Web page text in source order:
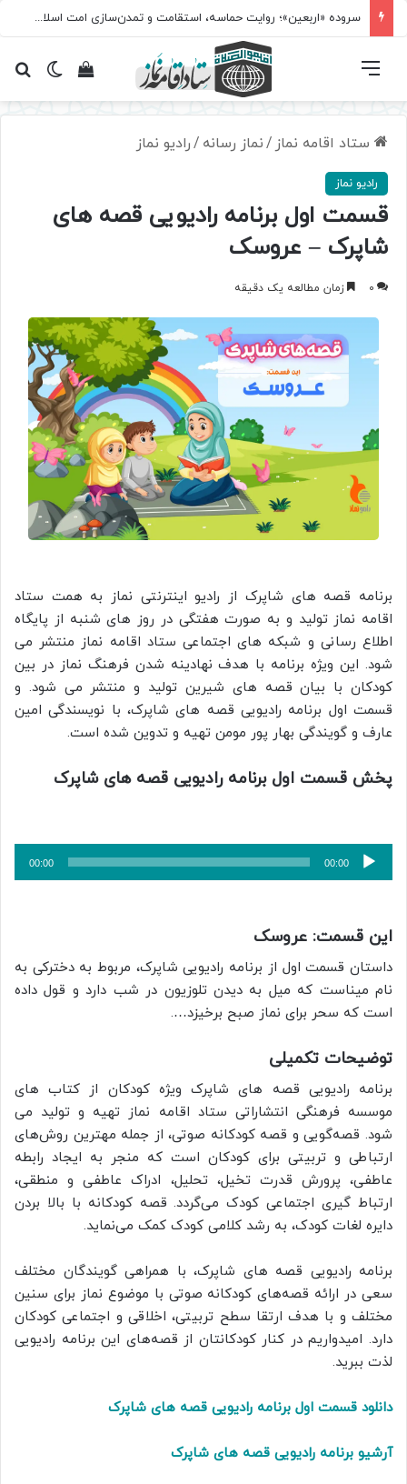
سروده‌ «اربعین»؛ روایت حماسه، استقامت و تمدن‌سازی امت اسلامی
تغییرمشاهده فهرست
ستاد اقامه نماز /نماز رسانه /رادیو نماز
رادیو نماز
قسمت اول برنامه رادیویی قصه های
شاپرک – عروسک
0 زمان مطالعه یک دقیقه
برنامه قصه های شاپرک از رادیو اینترنتی نماز به همت ستاد
اقامه نماز تولید و به صورت هفتگی در روز های شنبه از پایگاه
اطلاع رسانی و شبکه های اجتماعی ستاد اقامه نماز منتشر می
شود. این ویژه برنامه با هدف نهادینه شدن فرهنگ نماز در بین
کودکان با بیان قصه های شیرین تولید و منتشر می شود. و
قسمت اول برنامه رادیویی قصه های شاپرک، با نویسندگی امین
عارف و گویندگی بهار پور مومن تهیه و تدوین شده است.
پخش قسمت اول برنامه رادیویی قصه های شاپرک
پخش‌کننده
صوت
00:00
00:00
این قسمت: عروسک
داستان قسمت اول از برنامه رادیویی شاپرک، مربوط به دخترکی به
نام میناست که میل به دیدن تلوزیون در شب دارد و قول داده
است که سحر برای نماز صبح برخیزد….
توضیحات تکمیلی
برنامه رادیویی قصه های شاپرک ویژه کودکان از کتاب های
موسسه فرهنگی انتشاراتی ستاد اقامه نماز تهیه و تولید می
شود. قصه‌گویی و قصه کودکانه صوتی، از جمله مهترین روش‌های
ارتباطی و تربیتی برای کودکان است که منجر به ایجاد رابطه
عاطفی، پرورش قدرت تخیل، تحلیل، ادراک عاطفی و منطقی،
ارتباط گیری اجتماعی کودک می‌گردد. قصه کودکانه با بالا بردن
دایره لغات کودک، به رشد کلامی کودک کمک می‌نماید.
برنامه رادیویی قصه های شاپرک، با همراهی گویندگان مختلف
سعی در ارائه‌ قصه‌های کودکانه صوتی با موضوع نماز برای سنین
مختلف و با هدف ارتقا سطح تربیتی، اخلاقی و اجتماعی کودکان
دارد. امیدواریم در کنار کودکانتان از قصه‌های این برنامه رادیویی
لذت ببرید.
دانلود قسمت اول برنامه رادیویی قصه های شاپرک
آرشیو برنامه رادیویی قصه های شاپرک